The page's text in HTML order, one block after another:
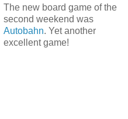
The new board game of the
second weekend was
Autobahn. Yet another
excellent game!